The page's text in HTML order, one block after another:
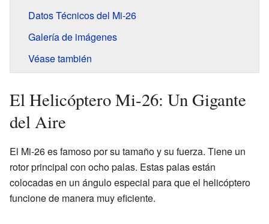
Datos Técnicos del Mi-26
Galería de imágenes
Véase también
El Helicóptero Mi-26: Un Gigante
del Aire
El Mi-26 es famoso por su tamaño y su fuerza. Tiene un
rotor principal con ocho palas. Estas palas están
colocadas en un ángulo especial para que el helicóptero
funcione de manera muy eficiente.